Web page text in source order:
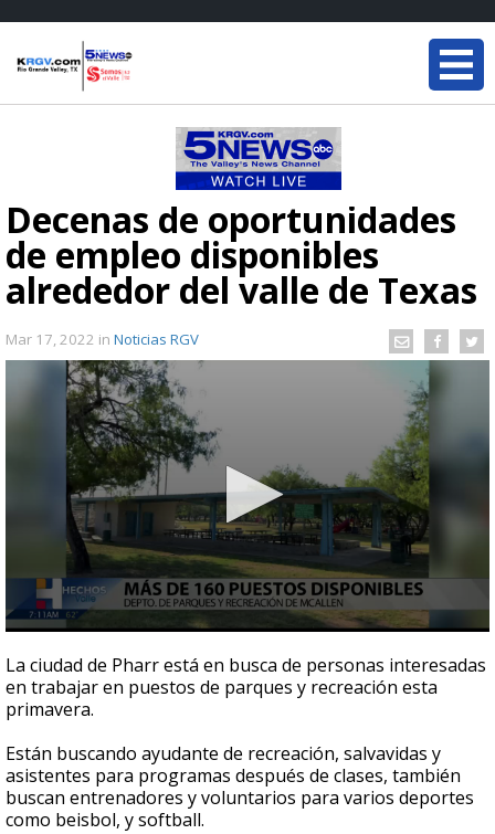
Decenas de oportunidades
de empleo disponibles
alrededor del valle de Texas
Mar 17, 2022 in Noticias RGV
seconds
of
1
minute,
seconds
La ciudad de Pharr está en busca de personas interesadas
en trabajar en puestos de parques y recreación esta
primavera.
Están buscando ayudante de recreación, salvavidas y
asistentes para programas después de clases, también
buscan entrenadores y voluntarios para varios deportes
como beisbol, y softball.